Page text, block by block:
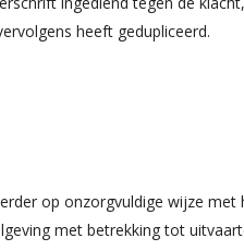
heeft gedupliceerd.
op onzorgvuldige wijze
met betrekking tot